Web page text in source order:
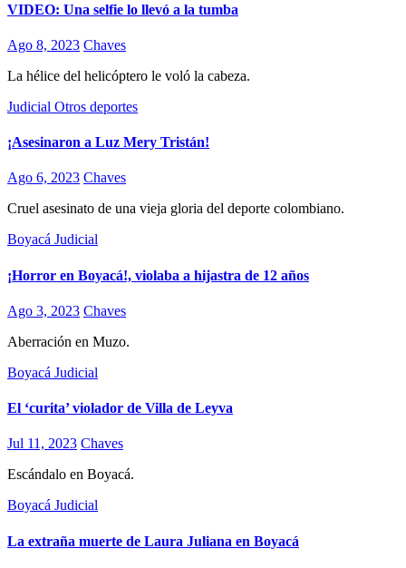
VIDEO: Una selfie lo llevó a la tumba
Ago 8, 2023 Chaves
La hélice del helicóptero le voló la cabeza.
Judicial Otros deportes
¡Asesinaron a Luz Mery Tristán!
Ago 6, 2023 Chaves
Cruel asesinato de una vieja gloria del deporte colombiano.
Boyacá Judicial
¡Horror en Boyacá!, violaba a hijastra de 12 años
Ago 3, 2023 Chaves
Aberración en Muzo.
Boyacá Judicial
El ‘curita’ violador de Villa de Leyva
Jul 11, 2023 Chaves
Escándalo en Boyacá.
Boyacá Judicial
La extraña muerte de Laura Juliana en Boyacá